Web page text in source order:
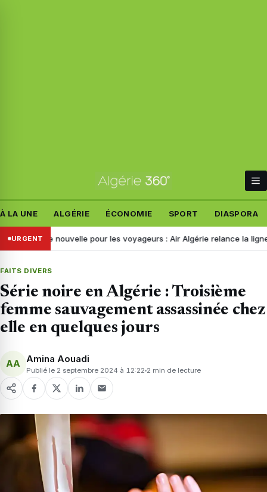
À LA UNE ALGÉRIE ÉCONOMIE SPORT DIASPORA
URGENT
nouvelle pour les voyageurs : Air Algérie relance la ligne
FAITS DIVERS
Série noire en Algérie : Troisième
femme sauvagement assassinée chez
elle en quelques jours
AA Amina Aouadi
Publié le 2 septembre 2024 à 12:22 2 min de lecture